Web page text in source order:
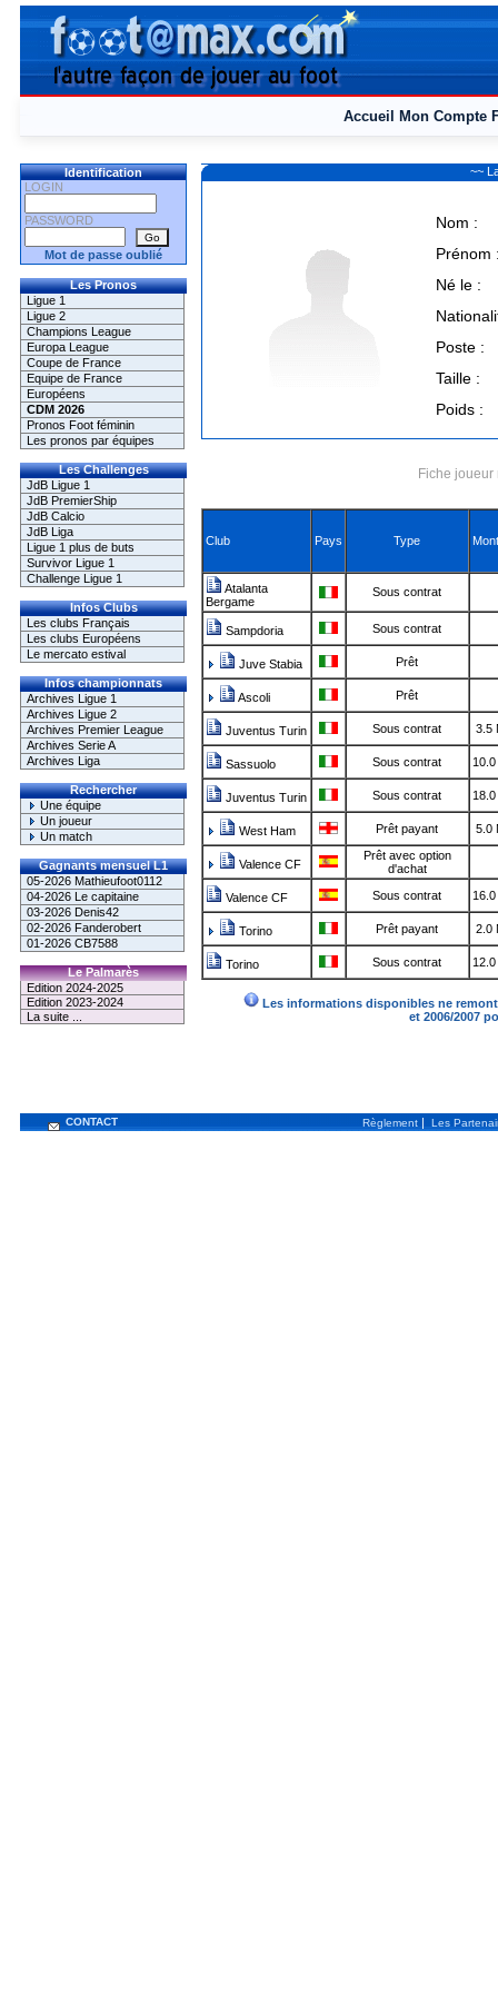
Accueil Mon Compte
Identification
LOGIN
PASSWORD
Mot de passe oublié
Les Pronos
Ligue 1
Ligue 2
Champions League
Europa League
Coupe de France
Equipe de France
Européens
CDM 2026
Pronos Foot féminin
Les pronos par équipes
Les Challenges
JdB Ligue 1
JdB PremierShip
JdB Calcio
JdB Liga
Ligue 1 plus de buts
Survivor Ligue 1
Challenge Ligue 1
Infos Clubs
Les clubs Français
Les clubs Européens
Le mercato estival
Infos championnats
Archives Ligue 1
Archives Ligue 2
Archives Premier League
Archives Serie A
Archives Liga
Rechercher
Une équipe
Un joueur
Un match
Gagnants mensuel L1
05-2026 Mathieufoot0112
04-2026 Le capitaine
03-2026 Denis42
02-2026 Fanderobert
01-2026 CB7588
Le Palmarès
Edition 2024-2025
Edition 2023-2024
La suite ...
~~
Nom :
Prénom
Né le :
Poste :
Taille :
Poids :
Fiche
Club Pays Type
Atalanta
Bergame
Sous contrat
Sampdoria Sous contrat
Juve Stabia Prêt
Ascoli Prêt
Juventus Turin Sous contrat 3.5
Sassuolo Sous contrat
Juventus Turin Sous contrat
West Ham Prêt payant 5.0
Valence CF
Prêt avec option
d'achat
Valence CF Sous contrat
Torino Prêt payant 2.0
Torino Sous contrat
Les informations disponibles ne
et 2006/2007
CONTACT Règlement | Les